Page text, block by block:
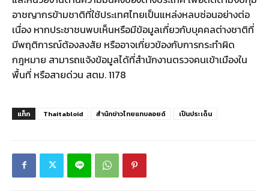
อาชญากรข้ามชาติที่ใช้ประเทศไทยเป็นแหล่งหลบซ่อนอย่างต่อ
เนื่อง หากประชาชนพบเห็นหรือมีข้อมูลเกี่ยวกับบุคคลต่างชาติที่
มีพฤติการณ์ต้องสงสัย หรืออาจเกี่ยวข้องกับการกระทำผิด
กฎหมาย สามารถแจ้งข้อมูลได้ที่สำนักงานตรวจคนเข้าเมืองใน
พื้นที่ หรือสายด่วน สตม. 1178
แท็ก Thaitabloid สำนักข่าวไทยแทบลอยด์ เป็นประเด็น